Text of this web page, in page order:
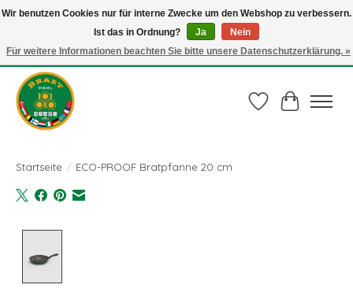
Juli actie: 10% korting op alle ECO-PROOF pannen en bij een bestelling van €
75,00 of meer ook nog een mooie vleestang t.w.v. € 10,00 HELEMAAL GRATIS
Gebruik de code: ECO-PROOF.
Wunschzettel
Ihr
Startseite / ECO-PROOF Bratpfanne 20 cm
Wir benutzen Cookies nur für interne Zwecke um den Webshop zu verbessern.
Ist das in Ordnung?
Ja
Nein
Für weitere Informationen beachten Sie bitte unsere Datenschutzerklärung. »